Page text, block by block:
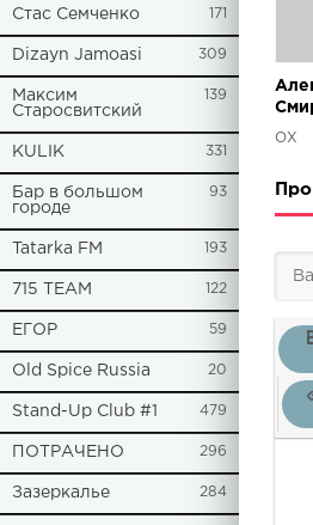
Стас Семченко 171
Dizayn Jamoasi 309
Максим
Старосвитский
139
KULIK 331
Бар в большом
городе
93
Tatarka FM 193
715 TEAM 122
ЕГОР 59
Old Spice Russia 20
Stand-Up Club #1 479
ПОТРАЧЕНО 296
Зазеркалье 284
ОХ